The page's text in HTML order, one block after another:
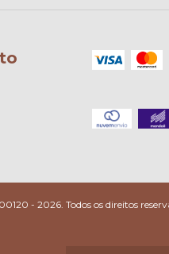
- 2026. Todos os direitos